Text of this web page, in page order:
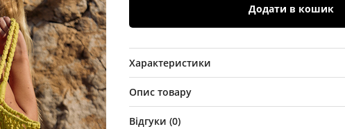
Додати в кошик
Характеристики
Опис товару
Відгуки (0)